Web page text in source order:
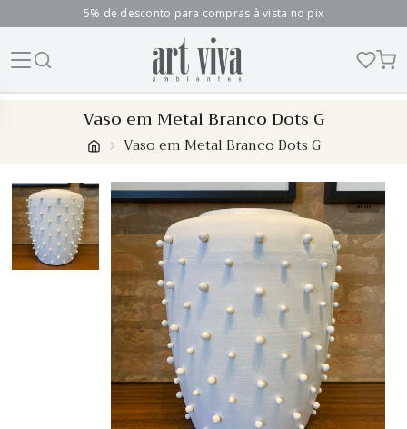
5% de desconto para compras à vista no pix
Vaso em Metal Branco Dots G
Vaso em Metal Branco Dots G